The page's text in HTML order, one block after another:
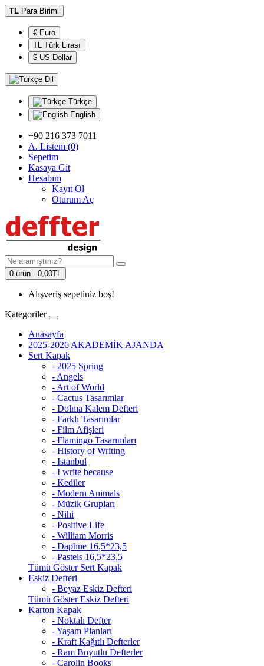
TL Para Birimi
€ Euro
TL Türk Lirası
$ US Dollar
Dil
Türkçe
English
+90 216 373 7011
A. Listem (0)
Sepetim
Kasaya Git
Hesabım
Kayıt Ol
Oturum Aç
0 ürün - 0,00TL
Alışveriş sepetiniz boş!
Kategoriler
Anasayfa
2025-2026 AKADEMİK AJANDA
Sert Kapak
- 2025 Spring
- Angels
- Art of World
- Cactus Tasarımlar
- Dolma Kalem Defteri
- Farklı Tasarımlar
- Film Afişleri
- Flamingo Tasarımları
- History of Writing
- Istanbul
- I write because
- Kediler
- Modern Animals
- Müzik Grupları
- Nihi
- Positive Life
- William Morris
- Daphne 16,5*23,5
- Pastels 16,5*23,5
Tümü Göster Sert Kapak
Eskiz Defteri
- Beyaz Eskiz Defteri
Tümü Göster Eskiz Defteri
Karton Kapak
- Noktalı Defter
- Yaşam Planları
- Kraft Kağıtlı Defterler
- Ram Boyutlu Defterler
- Carolin Books